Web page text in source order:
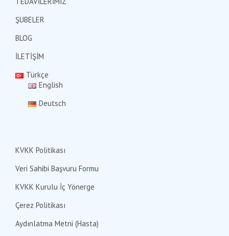
ŞUBELER
BLOG
İLETİŞİM
Türkçe
English
Deutsch
KVKK Politikası
Veri Sahibi Başvuru Formu
KVKK Kurulu İç Yönerge
Çerez Politikası
Aydınlatma Metni (Hasta)